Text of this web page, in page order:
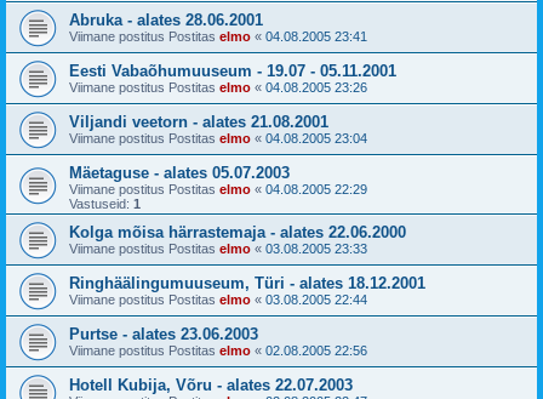
Abruka - alates 28.06.2001
Viimane postitus Postitas elmo « 04.08.2005 23:41
Eesti Vabaõhumuuseum - 19.07 - 05.11.2001
Viimane postitus Postitas elmo « 04.08.2005 23:26
Viljandi veetorn - alates 21.08.2001
Viimane postitus Postitas elmo « 04.08.2005 23:04
Mäetaguse - alates 05.07.2003
Viimane postitus Postitas elmo « 04.08.2005 22:29
Vastuseid: 1
Kolga mõisa härrastemaja - alates 22.06.2000
Viimane postitus Postitas elmo « 03.08.2005 23:33
Ringhäälingumuuseum, Türi - alates 18.12.2001
Viimane postitus Postitas elmo « 03.08.2005 22:44
Purtse - alates 23.06.2003
Viimane postitus Postitas elmo « 02.08.2005 22:56
Hotell Kubija, Võru - alates 22.07.2003